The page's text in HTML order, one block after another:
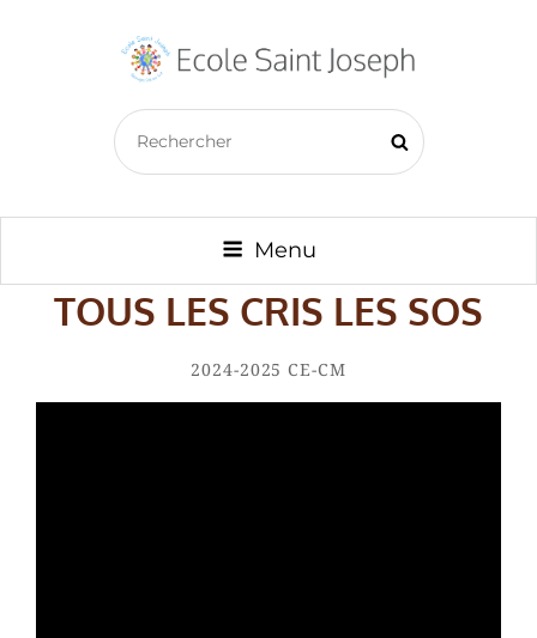
ECOLE SAINT JOSEPH –
BAZOUGES CRÉ SUR LOIR
Search
for:
Search
Menu
TOUS LES CRIS LES SOS
Categories
2024-2025 CE-CM